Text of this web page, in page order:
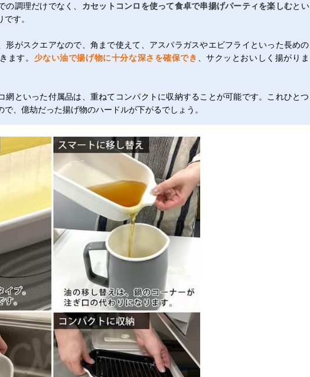
の調理だけでなく、 カセットコンロを使って食卓で串揚げパーティを楽しむとい
す。
形がスクエアなので、角まで使えて、アスパラガスやエビフライといった長めの
ます。 少ない油で揚げ物に十分な深さを確保でき
、サクッとおいしく揚がりま
網といった付属品は、重ねてコンパクトに収納することが可能です。これひとつ
で、億劫だった揚げ物のハードルが下がるでしょう。